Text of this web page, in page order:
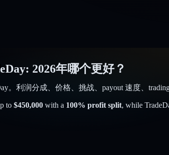
: 2026年哪个更好？
。利润分成、价格、挑战、payout 速度、
to $450,000 with a 100% profit split, while